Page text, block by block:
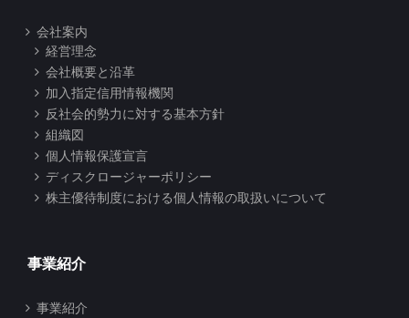
会社案内
経営理念
会社概要と沿革
加入指定信用情報機関
反社会的勢力に対する基本方針
組織図
個人情報保護宣言
ディスクロージャーポリシー
株主優待制度における個人情報の取扱いについて
事業紹介
事業紹介